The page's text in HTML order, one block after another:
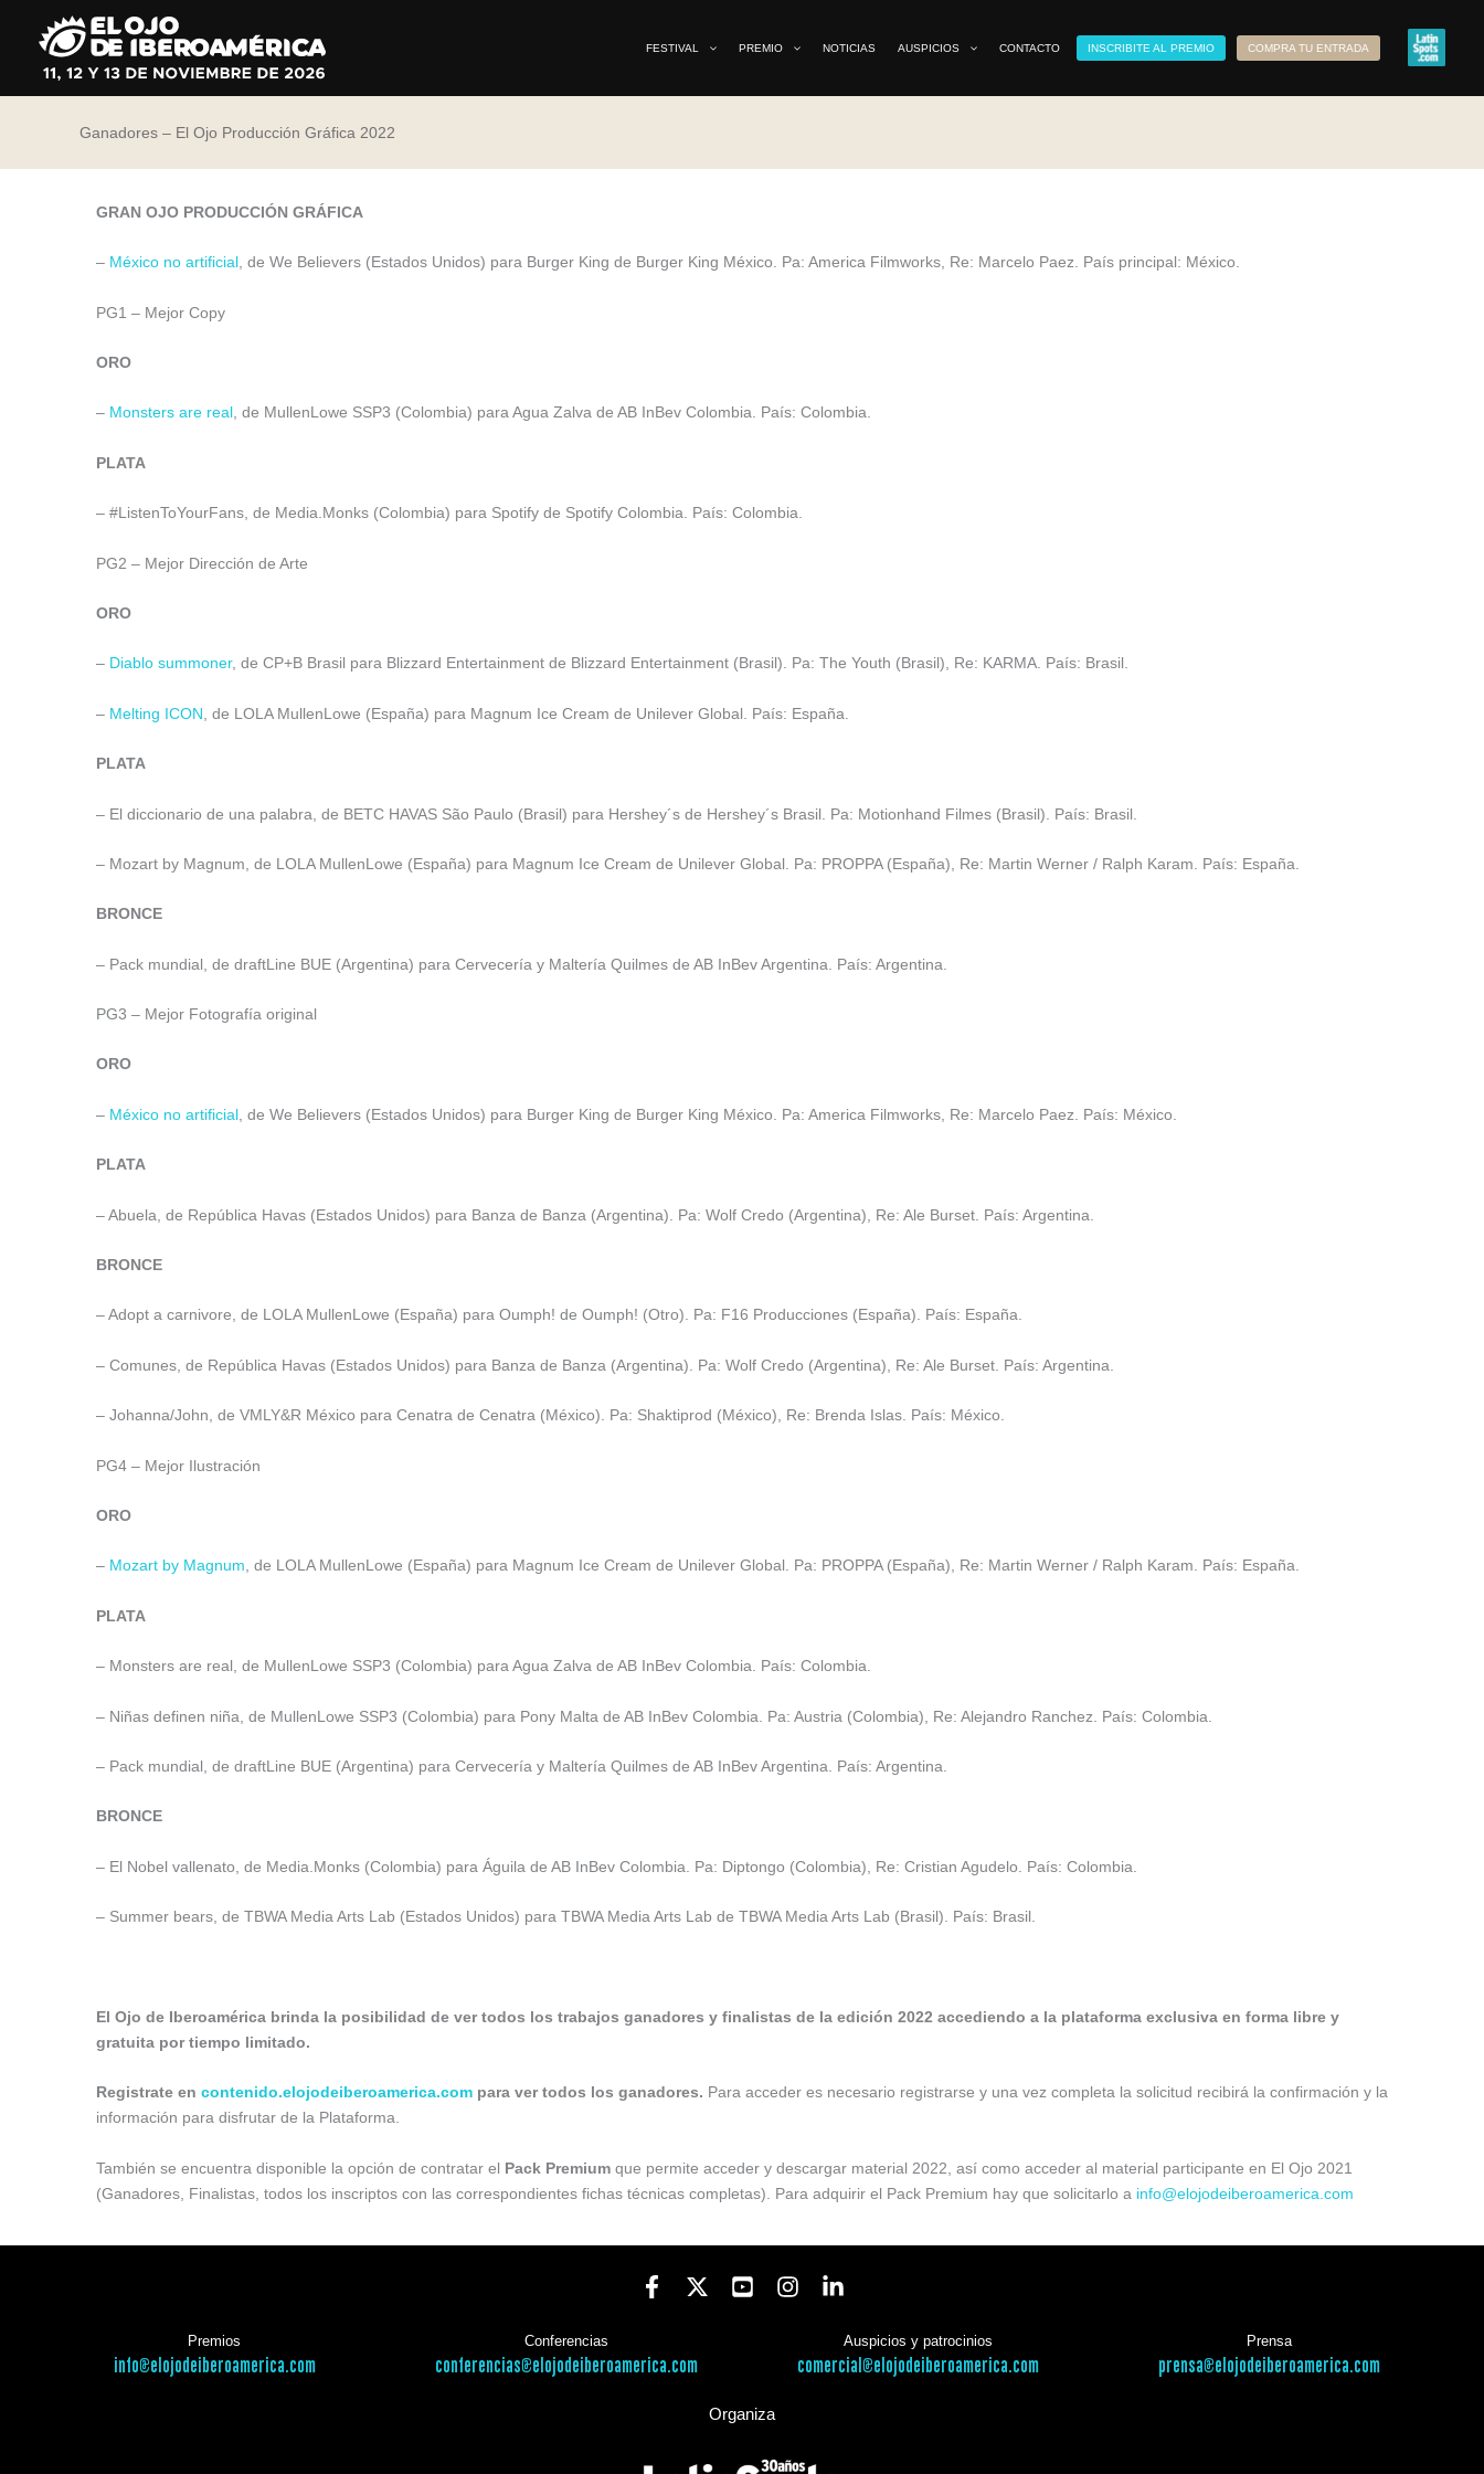
contenido
FESTIVAL PREMIO NOTICIAS AUSPICIOS CONTACTO INSCRIBITE AL PREMIO COMPRA TU ENTRADA
Ganadores – El Ojo Producción Gráfica 2022
GRAN OJO PRODUCCIÓN GRÁFICA
– México no artificial, de We Believers (Estados Unidos) para Burger King de Burger King México. Pa: America Filmworks, Re: Marcelo Paez. País principal: México.
PG1 – Mejor Copy
ORO
– Monsters are real, de MullenLowe SSP3 (Colombia) para Agua Zalva de AB InBev Colombia. País: Colombia.
PLATA
– #ListenToYourFans, de Media.Monks (Colombia) para Spotify de Spotify Colombia. País: Colombia.
PG2 – Mejor Dirección de Arte
ORO
– Diablo summoner, de CP+B Brasil para Blizzard Entertainment de Blizzard Entertainment (Brasil). Pa: The Youth (Brasil), Re: KARMA. País: Brasil.
– Melting ICON , de LOLA MullenLowe (España) para Magnum Ice Cream de Unilever Global. País: España.
PLATA
– El diccionario de una palabra, de BETC HAVAS São Paulo (Brasil) para Hershey´s de Hershey´s Brasil. Pa: Motionhand Filmes (Brasil). País: Brasil.
– Mozart by Magnum, de LOLA MullenLowe (España) para Magnum Ice Cream de Unilever Global. Pa: PROPPA (España), Re: Martin Werner / Ralph Karam. País: España.
BRONCE
– Pack mundial, de draftLine BUE (Argentina) para Cervecería y Maltería Quilmes de AB InBev Argentina. País: Argentina.
PG3 – Mejor Fotografía original
ORO
– México no artificial , de We Believers (Estados Unidos) para Burger King de Burger King México. Pa: America Filmworks, Re: Marcelo Paez. País: México.
PLATA
– Abuela, de República Havas (Estados Unidos) para Banza de Banza (Argentina). Pa: Wolf Credo (Argentina), Re: Ale Burset. País: Argentina.
BRONCE
– Adopt a carnivore, de LOLA MullenLowe (España) para Oumph! de Oumph! (Otro). Pa: F16 Producciones (España). País: España.
– Comunes, de República Havas (Estados Unidos) para Banza de Banza (Argentina). Pa: Wolf Credo (Argentina), Re: Ale Burset. País: Argentina.
– Johanna/John, de VMLY&R México para Cenatra de Cenatra (México). Pa: Shaktiprod (México), Re: Brenda Islas. País: México.
PG4 – Mejor Ilustración
ORO
– Mozart by Magnum, de LOLA MullenLowe (España) para Magnum Ice Cream de Unilever Global. Pa: PROPPA (España), Re: Martin Werner / Ralph Karam. País: España.
PLATA
– Monsters are real, de MullenLowe SSP3 (Colombia) para Agua Zalva de AB InBev Colombia. País: Colombia.
– Niñas definen niña, de MullenLowe SSP3 (Colombia) para Pony Malta de AB InBev Colombia. Pa: Austria (Colombia), Re: Alejandro Ranchez. País: Colombia.
– Pack mundial, de draftLine BUE (Argentina) para Cervecería y Maltería Quilmes de AB InBev Argentina. País: Argentina.
BRONCE
– El Nobel vallenato, de Media.Monks (Colombia) para Águila de AB InBev Colombia. Pa: Diptongo (Colombia), Re: Cristian Agudelo. País: Colombia.
– Summer bears, de TBWA Media Arts Lab (Estados Unidos) para TBWA Media Arts Lab de TBWA Media Arts Lab (Brasil). País: Brasil.
El Ojo de Iberoamérica brinda la posibilidad de ver todos los trabajos ganadores y finalistas de la edición 2022 accediendo a la plataforma exclusiva en forma libre y
gratuita por tiempo limitado.
Registrate en contenido.elojodeiberoamerica.com para ver todos los ganadores. Para acceder es necesario registrarse y una vez completa la solicitud recibirá la confirmación y la
información para disfrutar de la Plataforma.
También se encuentra disponible la opción de contratar el Pack Premium que permite acceder y descargar material 2022, así como acceder al material participante en El Ojo 2021
(Ganadores, Finalistas, todos los inscriptos con las correspondientes fichas técnicas completas). Para adquirir el Pack Premium hay que solicitarlo a info@elojodeiberoamerica.com
Premios
info@elojodeiberoamerica.com
Conferencias
conferencias@elojodeiberoamerica.com
Auspicios y patrocinios
comercial@elojodeiberoamerica.com
Prensa
prensa@elojodeiberoamerica.com
Organiza